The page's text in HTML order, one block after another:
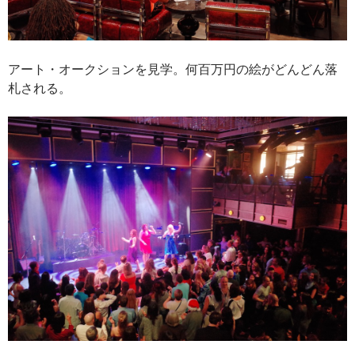
アート・オークションを見学。何百万円の絵がどんどん落
札される。